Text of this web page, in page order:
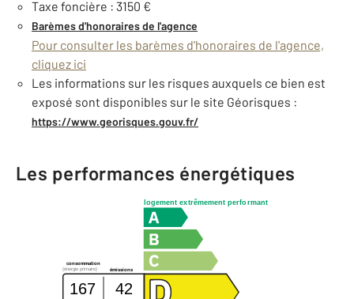
Taxe foncière : 3150 €
Barèmes d'honoraires de l'agence
Pour consulter les barèmes d'honoraires de l'agence,
cliquez ici
Les informations sur les risques auxquels ce bien est
exposé sont disponibles sur le site Géorisques :
https://www.georisques.gouv.fr/
Les performances énergétiques
logement extrêmement performant
consommation
émissions
(énergie primaire)
167 42